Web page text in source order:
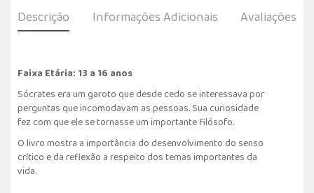
Descrição Informações Adicionais Avaliações
Faixa Etária: 13 a 16 anos
Sócrates era um garoto que desde cedo se interessava por
perguntas que incomodavam as pessoas. Sua curiosidade
fez com que ele se tornasse um importante filósofo.
O livro mostra a importância do desenvolvimento do senso
crítico e da reflexão a respeito dos temas importantes da
vida.